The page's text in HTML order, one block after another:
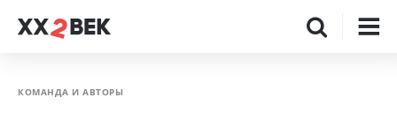
КОМАНДА И АВТОРЫ